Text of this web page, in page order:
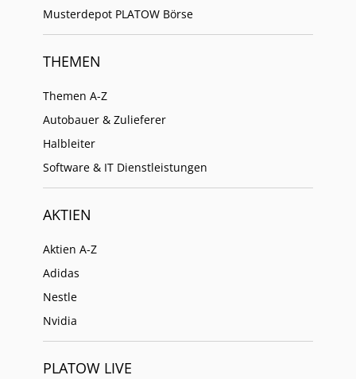
Musterdepot PLATOW Börse
THEMEN
Themen A-Z
Autobauer & Zulieferer
Halbleiter
Software & IT Dienstleistungen
AKTIEN
Aktien A-Z
Adidas
Nestle
Nvidia
PLATOW LIVE